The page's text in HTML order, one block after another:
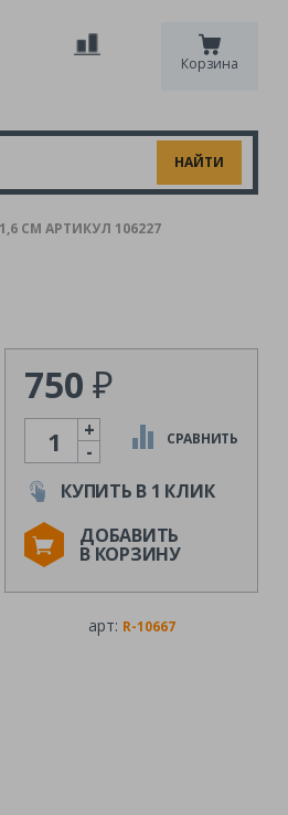
Корзина
СМ АРТИКУЛ 106227
750 ₽
Количество
-
+ СРАВНИТЬ
КУПИТЬ В 1 КЛИК
ДОБАВИТЬ
В КОРЗИНУ
арт: R-10667